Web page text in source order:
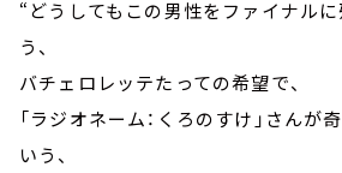
“どうしてもこの男性をファイナルに
う、
バチェロレッテたっての希望で、
「ラジオネーム：くろのすけ」さんが
いう、